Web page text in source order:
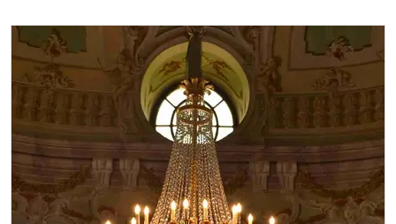
* Platí pouze pro jednu osobu (držitele
průkazu)